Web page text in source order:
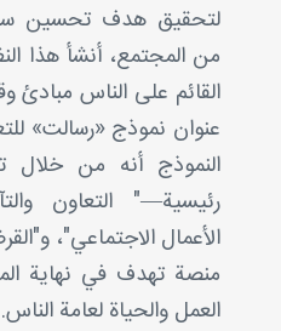
لتحقيق هدف تحسين
من المجتمع، أنشأ هذا
القائم على الناس
عنوان نموذج «رسالت»
النموذج أنه من خلال
رئيسية—" التعاون
الأعمال الاجتماعي"،
منصة تهدف في نهاية
العمل والحياة لعامة الناس.